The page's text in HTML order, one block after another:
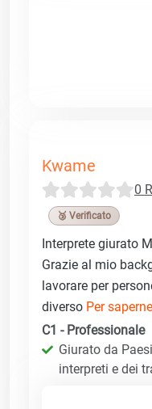
Kwame
0
🥉 Verificato
Interprete giurato
Grazie al mio
lavorare per
diverso Per
C1 - Professionale
Giurato da
interpreti e dei